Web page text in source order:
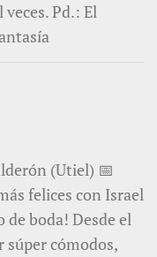
Pd.: El
(Utiel) 📅
felices con Israel
boda! Desde el
cómodos,